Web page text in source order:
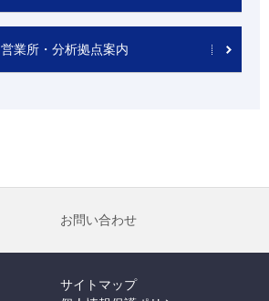
営業所・分析拠点案内
お問い合わせ
サイトマップ